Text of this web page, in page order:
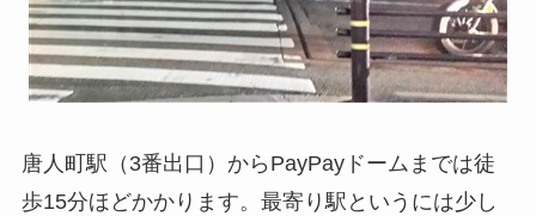
唐人町駅（3番出口）からPayPayドームまでは徒
歩15分ほどかかります。最寄り駅というには少し